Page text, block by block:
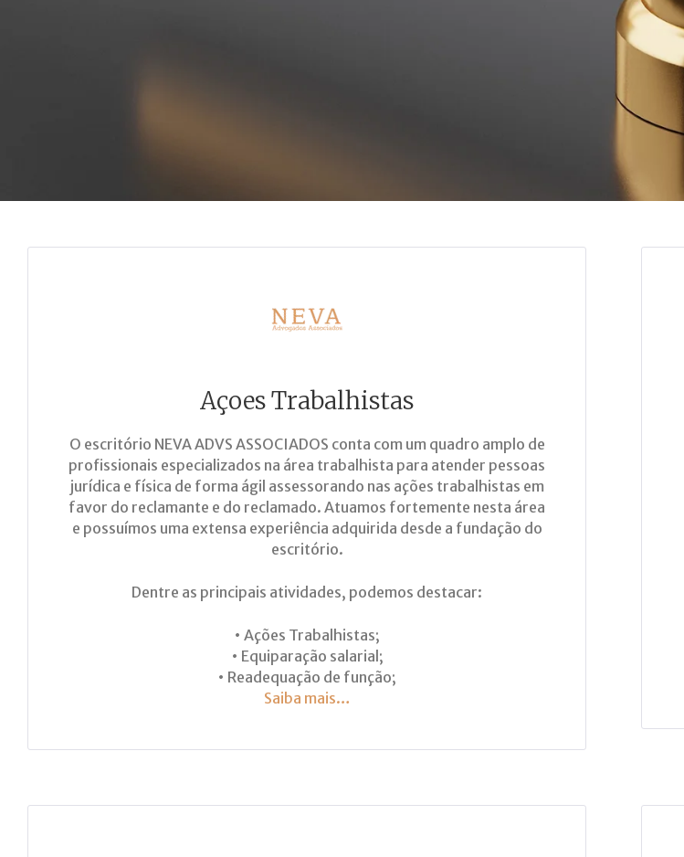
Açoes Trabalhistas
O escritório NEVA ADVS ASSOCIADOS conta com um quadro amplo de
profissionais especializados na área trabalhista para atender pessoas
jurídica e física de forma ágil assessorando nas ações trabalhistas em
favor do reclamante e do reclamado. Atuamos fortemente nesta área
e possuímos uma extensa experiência adquirida desde a fundação do
escritório.
Dentre as principais atividades, podemos destacar:
• Ações Trabalhistas;
• Equiparação salarial;
• Readequação de função;
Saiba mais…